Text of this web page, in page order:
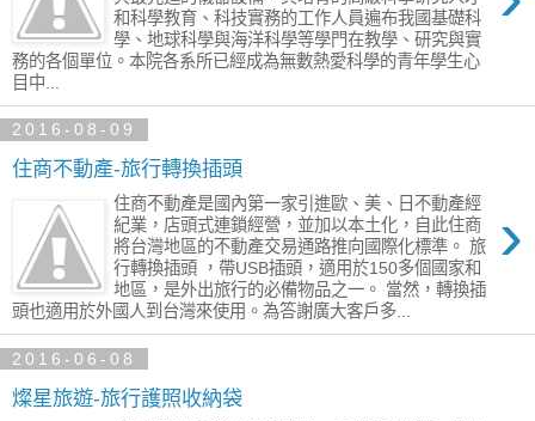
和科學教育、科技實務的工作人員遍布我國基礎科
學、地球科學與海洋科學等學門在教學、研究與實
務的各個單位。本院各系所已經成為無數熱愛科學的青年學生心
目中...
2016-08-09
住商不動產-旅行轉換插頭
›
住商不動產是國內第一家引進歐、美、日不動產經
紀業，店頭式連鎖經營，並加以本土化，自此住商
將台灣地區的不動產交易通路推向國際化標準。 旅
行轉換插頭 ，帶USB插頭，適用於150多個國家和
地區，是外出旅行的必備物品之一。 當然，轉換插
頭也適用於外國人到台灣來使用。為答謝廣大客戶多...
2016-06-08
燦星旅遊-旅行護照收納袋